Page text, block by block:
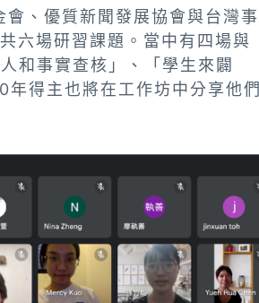
、優質新聞發展協會與台灣事
六場研習課題。當中有四場與
和事實查核」、「學生來闢
得主也將在工作坊中分享他們